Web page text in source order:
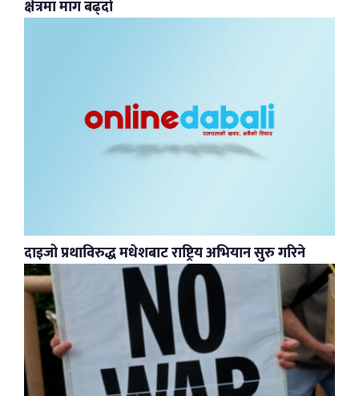
क्षेत्रमा माग बढ्दो
दाइजो प्रथाविरुद्ध मधेशबाट राष्ट्रिय अभियान सुरु गरिने